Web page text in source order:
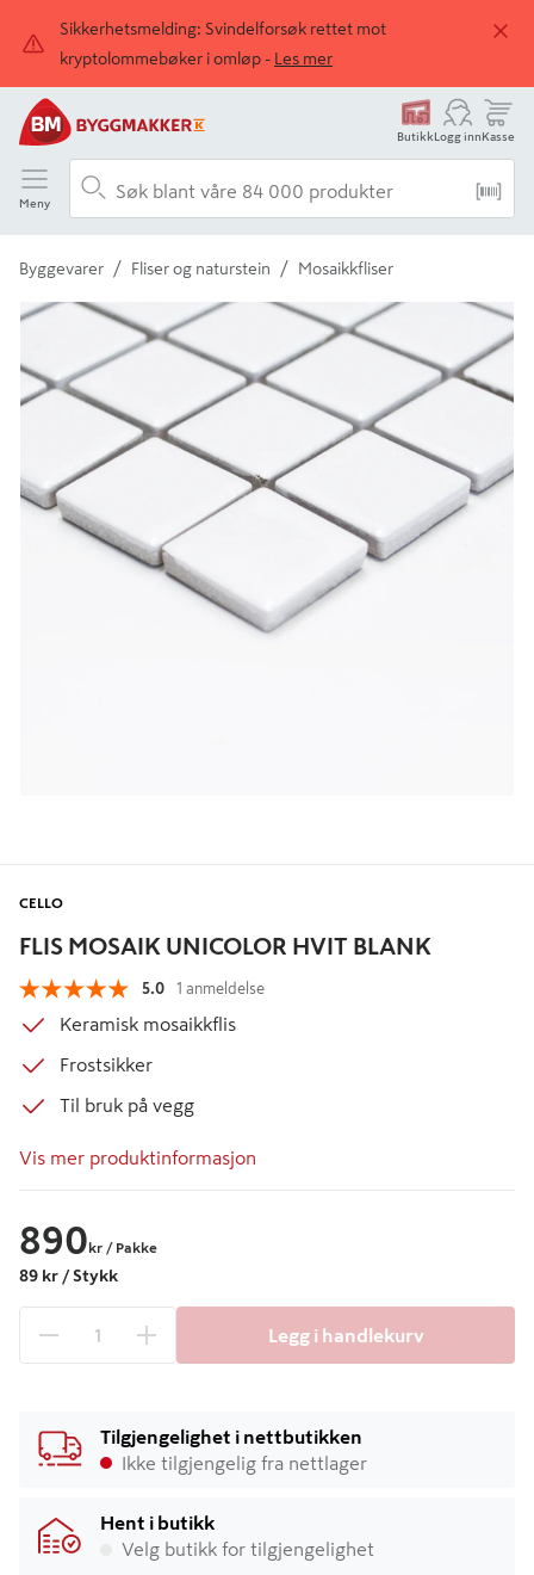
Sikkerhetsmelding: Svindelforsøk rettet mot
kryptolommebøker i omløp -
Les mer
ButikkLogg innKasse
Meny
Byggevarer / Fliser og naturstein / Mosaikkfliser
Detaljert beskrivelse finnes i produktbeskrivelsen
FLIS MOSAIK UNICOLOR HVIT BLANK
CELLO
5.0 1 anmeldelse
Keramisk mosaikkflis
Frostsikker
Til bruk på vegg
Vis mer produktinformasjon
890kr / Pakke
89 kr / Stykk
1 produkter
Legg i handlekurv
Tilgjengelighet i nettbutikken
Ikke tilgjengelig fra nettlager
Hent i butikk
Velg butikk for tilgjengelighet